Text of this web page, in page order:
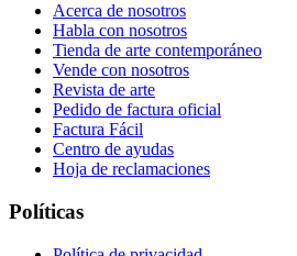
Acerca de nosotros
Habla con nosotros
Tienda de arte contemporáneo
Vende con nosotros
Revista de arte
Pedido de factura oficial
Factura Fácil
Centro de ayudas
Hoja de reclamaciones
Políticas